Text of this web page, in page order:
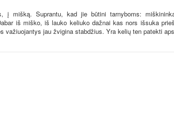
į mišką. Suprantu, kad jie būtini tarnyboms:
iš miško, iš lauko keliuko dažnai kas nors išsuka
jau žvigina stabdžius. Yra kelių ten patekti